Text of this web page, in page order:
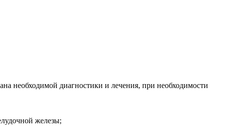
необходимой диагностики и лечения, при необходимости
железы;